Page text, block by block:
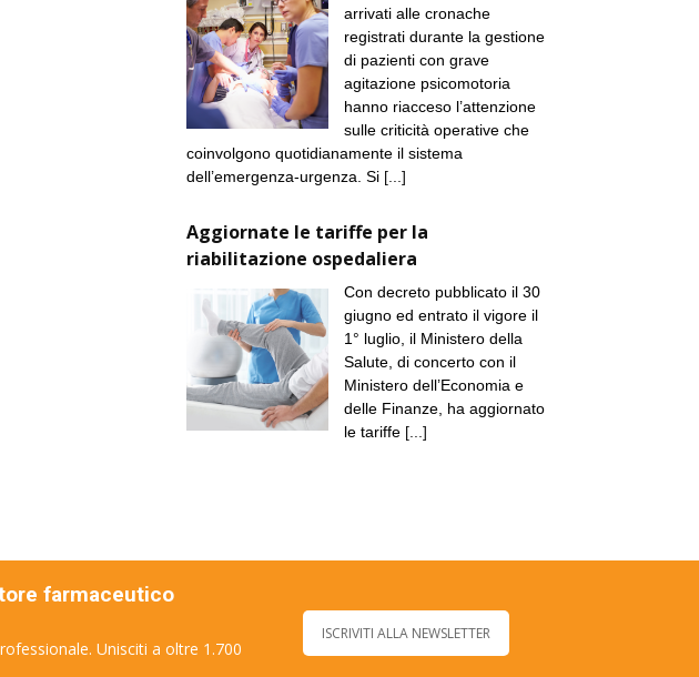
arrivati alle cronache
registrati durante la gestione
di pazienti con grave
agitazione psicomotoria
hanno riacceso l’attenzione
sulle criticità operative che
coinvolgono quotidianamente il sistema
dell’emergenza-urgenza. Si [...]
Aggiornate le tariffe per la
riabilitazione ospedaliera
Con decreto pubblicato il 30
giugno ed entrato il vigore il
1° luglio, il Ministero della
Salute, di concerto con il
Ministero dell’Economia e
delle Finanze, ha aggiornato
le tariffe [...]
farmaceutico
Unisciti a oltre 1.700
ISCRIVITI ALLA NEWSLETTER